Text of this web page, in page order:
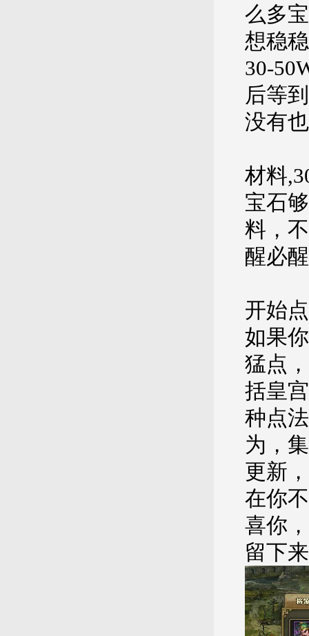
么多
想稳
30-
后等
没有
材料
宝石
料，
醒必
开始
如果
猛点
括皇
种点
为，
更新
在你
喜你
留下